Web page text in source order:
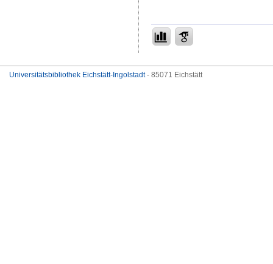
Universitätsbibliothek Eichstätt-Ingolstadt- 85071 Eichstätt